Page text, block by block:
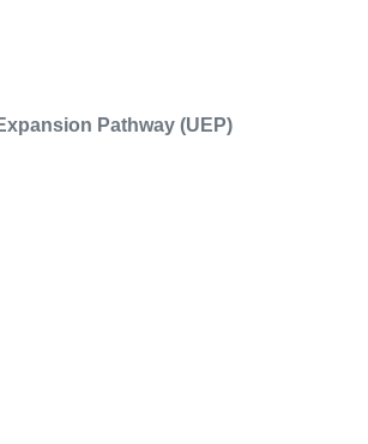
Pathway (UEP)